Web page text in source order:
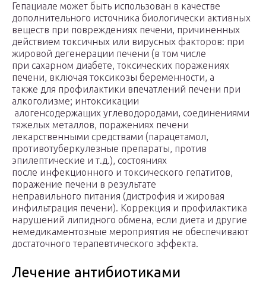
Гепациале может быть использован в качестве
дополнительного источника биологически активных
веществ при повреждениях печени, причиненных
действием токсичных или вирусных факторов: при
жировой дегенерации печени (в том числе
при сахарном диабете, токсических поражениях
печени, включая токсикозы беременности, а
также для профилактики впечатлений печени при
алкоголизме; интоксикации
алогенсодержащих углеводородами, соединениями
тяжелых металлов, поражениях печени
лекарственными средствами (парацетамол,
противотуберкулезные препараты, против
эпилептические и т.д.), состояниях
после инфекционного и токсического гепатитов,
поражение печени в результате
неправильного питания (дистрофия и жировая
инфильтрация печени). Коррекция и профилактика
нарушений липидного обмена, если диета и другие
немедикаментозные мероприятия не обеспечивают
достаточного терапевтического эффекта.
Лечение антибиотиками